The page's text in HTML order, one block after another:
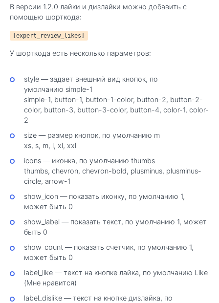
В версии 1.2.0 лайки и дизлайки можно добавить с
помощью шорткода:
[expert_review_likes]
У шорткода есть несколько параметров:
style — задает внешний вид кнопок, по
умолчанию simple-1
simple-1, button-1, button-1-color, button-2, button-2-
color, button-3, button-3-color, button-4, color-1, color-
2
size — размер кнопок, по умолчанию m
xs, s, m, l, xl, xxl
icons — иконка, по умолчанию thumbs
thumbs, chevron, chevron-bold, plusminus, plusminus-
circle, arrow-1
show_icon — показать иконку, по умолчанию 1,
может быть 0
show_label — показать текст, по умолчанию 1, может
быть 0
show_count — показать счетчик, по умолчанию 1,
может быть 0
label_like — текст на кнопке лайка, по умолчанию Like
(Мне нравится)
label_dislike — текст на кнопке дизлайка, по